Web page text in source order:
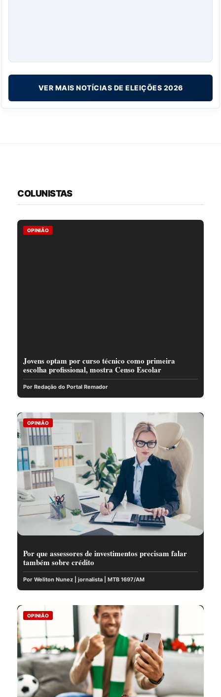
VER MAIS NOTÍCIAS DE ELEIÇÕES 2026
COLUNISTAS
OPINIÃO
Jovens optam por curso técnico como primeira
escolha profissional, mostra Censo Escolar
Por Redação do Portal Remador
OPINIÃO
Por que assessores de investimentos precisam falar
também sobre crédito
Por Weliton Nunez | jornalista | MTB 1697/AM
OPINIÃO